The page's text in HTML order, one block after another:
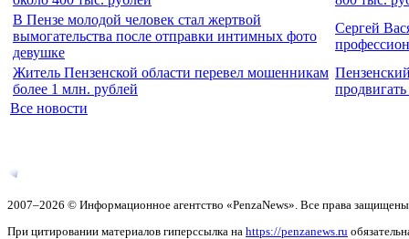
В Пензе молодой человек стал жертвой
вымогательства после отправки интимных фото
девушке
Сергей
Житель Пензенской области перевел мошенникам
более 1 млн. рублей
Все новости
2007–2026 © Информационное агентство «PenzaNews». Все права
При цитировании материалов гиперссылка на https://penzanews.ru